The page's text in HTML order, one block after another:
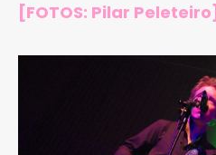
[FOTOS: Pilar Peleteiro]